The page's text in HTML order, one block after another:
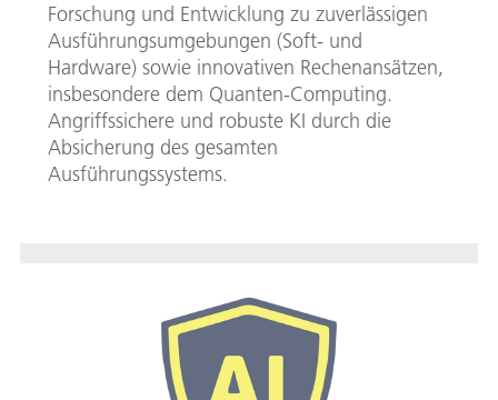
Forschung und Entwicklung zu zuverlässigen
Ausführungsumgebungen (Soft- und
Hardware) sowie innovativen Rechenansätzen,
insbesondere dem Quanten-Computing.
Angriffssichere und robuste KI durch die
Absicherung des gesamten
Ausführungssystems.